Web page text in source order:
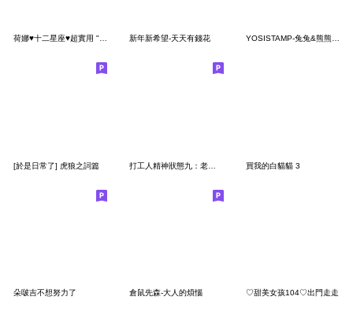
荷娜♥十二星座♥超實用 "早安、日常"用語 新年新希望-天天有錢花 YOSISTAMP-兔兔&熊熊100%(打招呼篇)
[於是日常了] 虎狼之詞篇 買我的白貓貓 3
朵啵吉不想努力了 倉鼠先森-大人的煩惱 ♡甜美女孩104♡出門走走